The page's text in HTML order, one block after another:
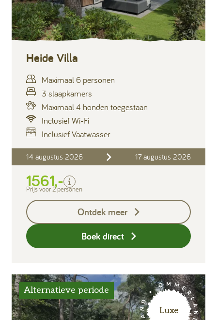
Heide Villa
Maximaal 6 personen
3 slaapkamers
Maximaal 4 honden toegestaan
Inclusief Wi-Fi
Inclusief Vaatwasser
14 augustus 2026 17 augustus 2026
1561,-
Inclusief
Verblijfskosten
Keukendoekenpakket
Eindschoonmaak
Prijs voor 2 personen
Ontdek meer
Boek direct
Luxe
Alternatieve periode